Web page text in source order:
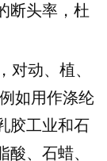
断头率，杜
对动、植、
如用作涤纶
胶工业和石
、石蜡、